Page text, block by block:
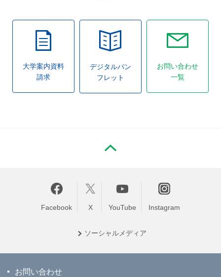
大学案内資料
請求
デジタルパン
フレット
お問い合わせ
一覧
Facebook X YouTube Instagram
ソーシャル メディア
お問い合わせ